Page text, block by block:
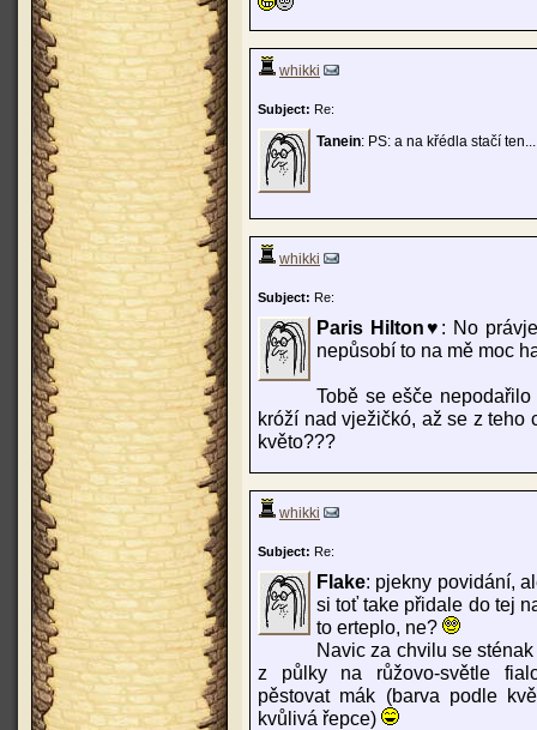
whikki
Subject: Re:
Tanein: PS: a na křédla stačí
whikki
Subject: Re:
Paris Hilton♥ : No
nepůsobí to na mě moc
Tobě se ešče
króží nad vježičkó, až se z teho
květo???
whikki
Subject: Re:
Flake: pjekny povidání,
si toť take přidale do tej
to erteplo, ne?
Navic za chvilu se
z půlky na růžovo-světle
pěstovat mák (barva podle
kvůlivá řepce)